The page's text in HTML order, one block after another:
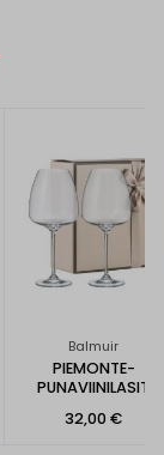
Balmuir
PIEMONTE-
PUNAVIINILASIT
32,00 €